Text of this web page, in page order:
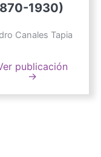
1930)
Canales Tapia
publicación
→